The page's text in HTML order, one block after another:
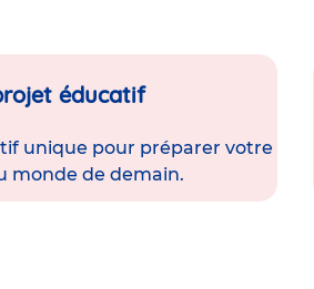
éducatif
unique pour préparer votre
monde de demain.